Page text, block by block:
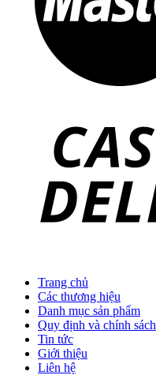
Trang chủ
Các thương hiệu
Danh mục sản phẩm
Quy định và chính sách
Tin tức
Giới thiệu
Liên hệ